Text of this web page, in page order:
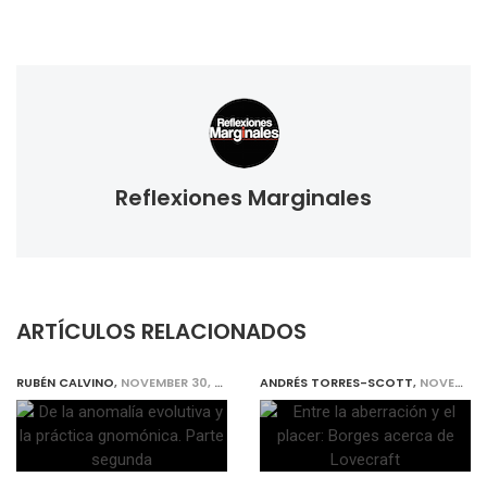
Reflexiones Marginales
ARTÍCULOS RELACIONADOS
RUBÉN CALVINO, NOVEMBER 30, 2019 ANDRÉS TORRES-SCOTT, NOVEMBER 30, 2019